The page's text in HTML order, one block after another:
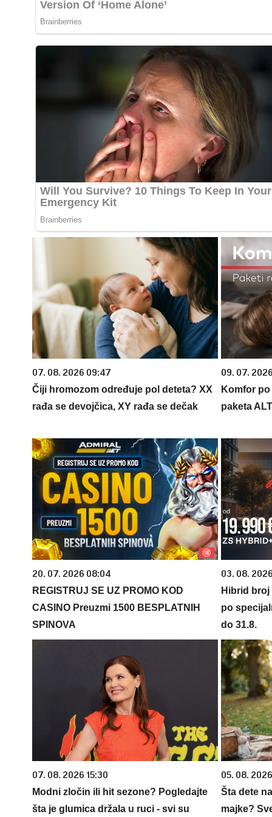
07. 08. 2026 09:47
Čiji hromozom određuje pol deteta? XX
rađa se devojčica, XY rađa se dečak
09. 07.
Komfor
paketa
20. 07. 2026 08:04
REGISTRUJ SE UZ PROMO KOD
CASINO Preuzmi 1500 BESPLATNIH
SPINOVA
03. 08.
Hibrid
po
do 31.8.
07. 08. 2026 15:30
Modni zločin ili hit sezone? Pogledajte
šta je glumica držala u ruci - svi su
05. 08.
Šta dete
majke?